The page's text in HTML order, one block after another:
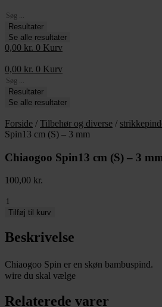
Search
...Resultater
Se alle resultater
0,00 kr. 0 Kurv
0,00 kr. 0 Kurv
Search
...Resultater
Se alle resultater
Forside / Tilbehør og diverse /
Spin13 cm (S) – 3 mm
Chiaogoo Spin13 cm (S) – 3
100,00 kr.
Chiaogoo
Spin13
(S)
-
mm
antal
Tilføj til kurv
Beskrivelse
Chiaogoo Spin er en skøn
wire du skal vælge
Relaterede varer